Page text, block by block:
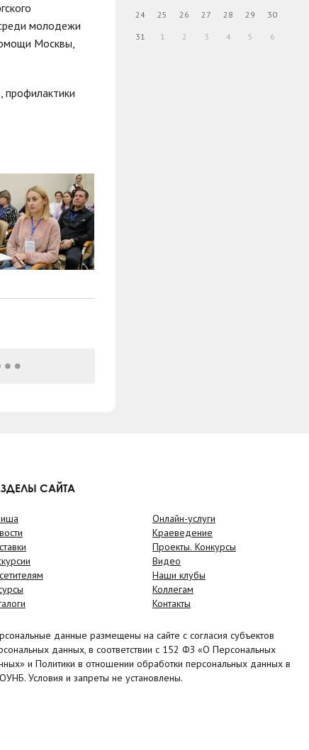
молодежи
Москвы,
профилактики
24 25 26 27 28 29 30
31 1 2 3 4 5 6
САЙТА
Онлайн-услуги
Краеведение
Проекты. Конкурсы
Видео
Наши клубы
Коллегам
Контакты
данные размещены на сайте с согласия субъектов
данных, в соответствии с 152 ФЗ «О Персональных
и Политики в отношении обработки персональных данных в
Условия и запреты не установлены.